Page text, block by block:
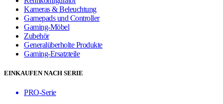
Kameras & Beleuchtung
Gamepads und Controller
Gaming-Möbel
Zubehör
Generalüberholte Produkte
Gaming-Ersatzteile
EINKAUFEN NACH SERIE
PRO-Serie